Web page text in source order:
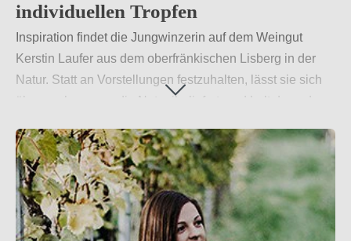
individuellen Tropfen
Inspiration findet die Jungwinzerin auf dem Weingut
Kerstin Laufer aus dem oberfränkischen Lisberg in der
Natur. Statt an Vorstellungen festzuhalten, lässt sie sich
überraschen, was die Natur ihr liefert, und holt dann das
resultierenden terroirgeprägten Weinen hat sie sich
bereits nach kurzer Zeit ein Namen in der Weinwelt
gemacht.Weiterlesen→